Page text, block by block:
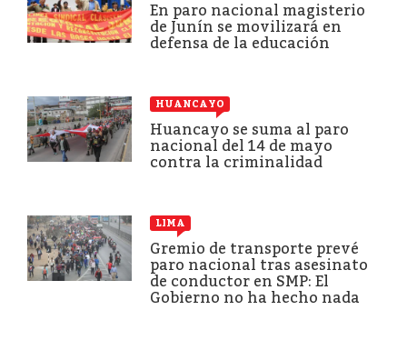
En paro nacional magisterio
de Junín se movilizará en
defensa de la educación
HUANCAYO
Huancayo se suma al paro
nacional del 14 de mayo
contra la criminalidad
LIMA
Gremio de transporte prevé
paro nacional tras asesinato
de conductor en SMP: El
Gobierno no ha hecho nada